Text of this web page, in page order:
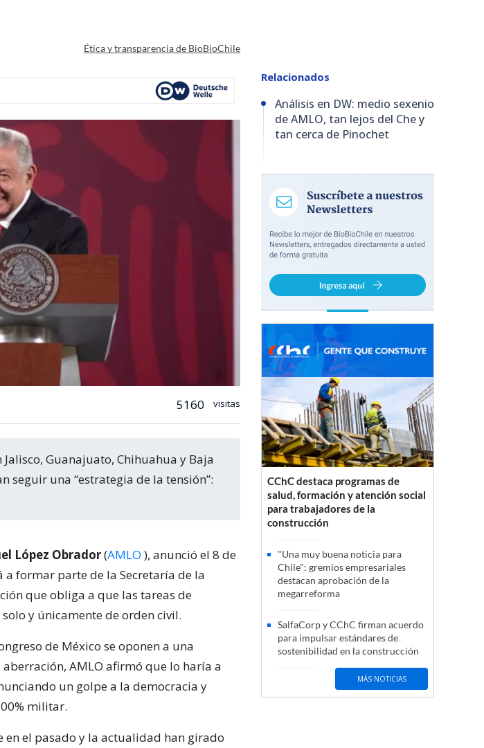
Ética y transparencia de BioBioChile
5160 visitas
seguir una “estrategia de la tensión”:
López Obrador(AMLO ), anunció el 8 de
formar parte de la Secretaría de la
que obliga a que las tareas de
y únicamente de orden civil.
de México se oponen a una
AMLO afirmó que lo haría a
un golpe a la democracia y
militar.
el pasado y la actualidad han girado
Relacionados
Análisis en DW: medio sexenio
de AMLO, tan lejos del Che y
tan cerca de Pinochet
CChC destaca programas de
salud, formación y atención social
para trabajadores de la
construcción
"Una muy buena noticia para
Chile": gremios empresariales
destacan aprobación de la
megarreforma
SalfaCorp y CChC firman acuerdo
para impulsar estándares de
sostenibilidad en la construcción
MÁS NOTICIAS